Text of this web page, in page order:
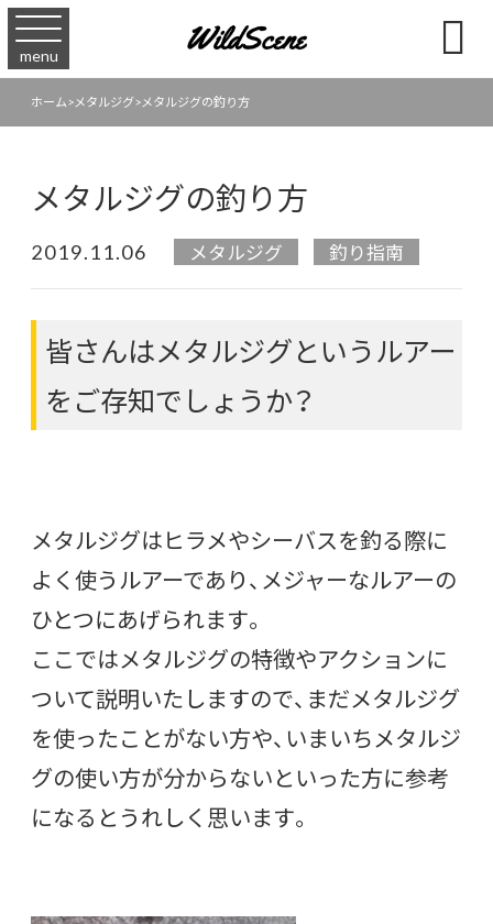
menu 
ホーム>メタルジグ>メタルジグの釣り方
メタルジグの釣り方
2019.11.06 メタルジグ 釣り指南
皆さんはメタルジグというルアー
をご存知でしょうか？
メタルジグはヒラメやシーバスを釣る際に
よく使うルアーであり、メジャーなルアーの
ひとつにあげられます。
ここではメタルジグの特徴やアクションに
ついて説明いたしますので、まだメタルジグ
を使ったことがない方や、いまいちメタルジ
グの使い方が分からないといった方に参考
になるとうれしく思います。